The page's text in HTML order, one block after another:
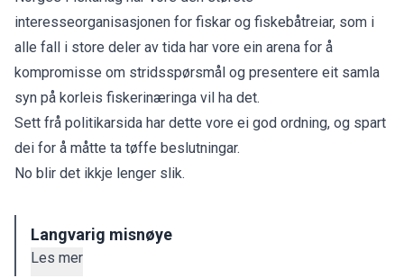
interesseorganisasjonen for fiskar og fiskebåtreiar, som i
alle fall i store deler av tida har vore ein arena for å
kompromisse om stridsspørsmål og presentere eit samla
syn på korleis fiskerinæringa vil ha det.
Sett frå politikarsida har dette vore ei god ordning, og spart
dei for å måtte ta tøffe beslutningar.
No blir det ikkje lenger slik.
Langvarig misnøye
Les mer